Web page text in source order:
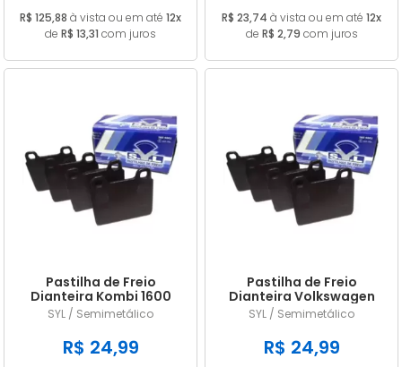
R$ 125,88 à vista ou em até 12x
de R$ 13,31 com juros
R$ 23,74 à vista ou em até 12x
de R$ 2,79 com juros
Pastilha de Freio
Dianteira Kombi 1600
ano 1996 1997 1998 1999
2000 2001 2002 2003
2004 2005 SYL1404
SYL / Semimetálico
R$ 24,99
Pastilha de Freio
Dianteira Volkswagen
Kombi 1600 ano 1989
1990 1991 1992 1993 1994
1995 SYL1404
SYL / Semimetálico
R$ 24,99